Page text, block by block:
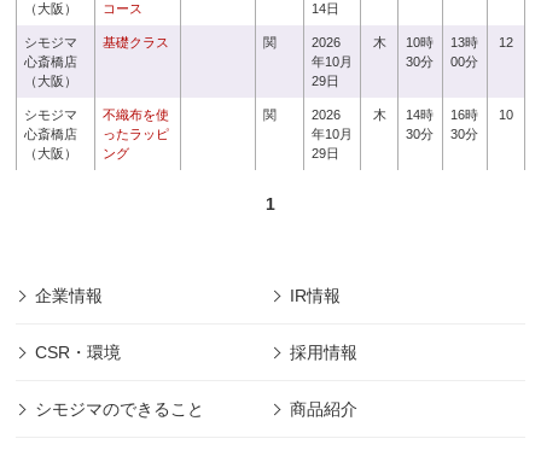
（大阪）
コース
14日
シモジマ
心斎橋店
（大阪）
基礎クラス 関
2026
年10月
29日
木
10時
30分
13時
00分
12
シモジマ
心斎橋店
（大阪）
不織布を使
ったラッピ
ング
関
2026
年10月
29日
木
14時
30分
16時
30分
10
1
企業情報 IR情報
CSR・環境 採用情報
シモジマのできること 商品紹介